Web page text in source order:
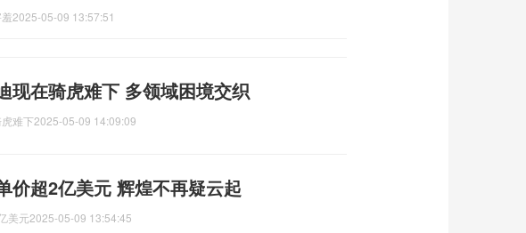
2025-05-09 13:57:51
现在骑虎难下 多领域困境交织
难下2025-05-09 14:09:09
价超2亿美元 辉煌不再疑云起
美元2025-05-09 13:54:45